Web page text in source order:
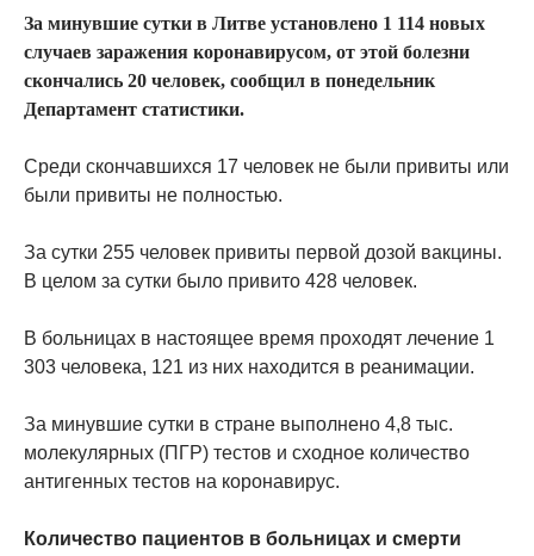
За минувшие сутки в Литве установлено 1 114 новых
случаев заражения коронавирусом, от этой болезни
скончались 20 человек, сообщил в понедельник
Департамент статистики.
Среди скончавшихся 17 человек не были привиты или
были привиты не полностью.
За сутки 255 человек привиты первой дозой вакцины.
В целом за сутки было привито 428 человек.
В больницах в настоящее время проходят лечение 1
303 человека, 121 из них находится в реанимации.
За минувшие сутки в стране выполнено 4,8 тыс.
молекулярных (ПГР) тестов и сходное количество
антигенных тестов на коронавирус.
Количество пациентов в больницах и смерти